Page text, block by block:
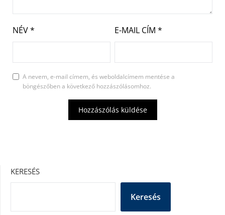
NÉV* E-MAIL CÍM *
A nevem, e-mail címem, és weboldalcímem mentése a
böngészőben a következő hozzászólásomhoz.
KERESÉS
Keresés